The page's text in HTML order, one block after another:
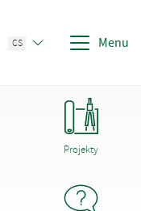
CS Menu
Projekty